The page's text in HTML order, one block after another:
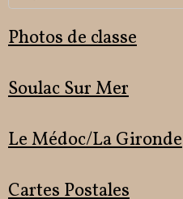
Photos de classe
Soulac Sur Mer
Le Médoc/La Gironde
Cartes Postales